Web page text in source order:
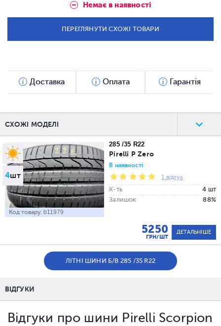
Немає в наявності
ПЕРЕГЛЯНУТИ СХОЖІ ТОВАРИ
Доставка Оплата Гарантія
СХОЖІ МОДЕЛІ
4шт
Код товару: b11979
285 /35 R22
Pirelli P Zero
В наявності
1 відгук
К-ть
4 шт
Залишок
88%
5250
ГРН/ШТ
ДЕТАЛЬНІШЕ
ЛІТНІ ШИНИ Б/В 285 /35 R22
ВІДГУКИ
Відгуки про шини Pirelli Scorpion